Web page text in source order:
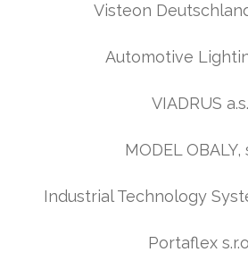
Visteon
Automotive
VIADRUS a.s.
MODEL OBALY,
Industrial Technology
Portaflex